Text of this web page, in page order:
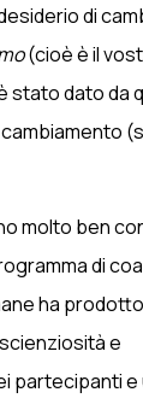
di
(cioè è il
stato dato da
molto ben
di
ha
e
partecipanti e